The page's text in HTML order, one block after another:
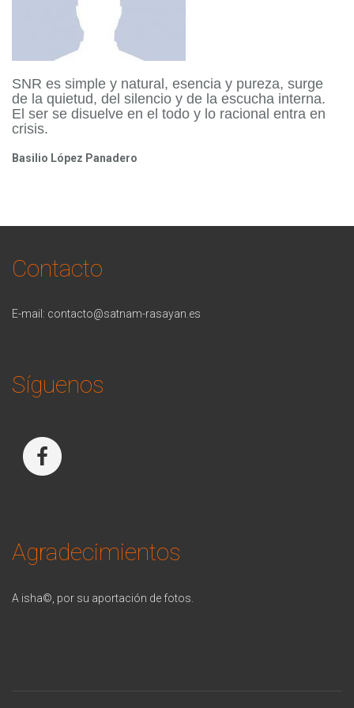
SNR es simple y natural, esencia y pureza, surge
de la quietud, del silencio y de la escucha interna.
El ser se disuelve en el todo y lo racional entra en
crisis.
Basilio López Panadero
Contacto
E-mail: contacto@satnam-rasayan.es
Síguenos
Agradecimientos
A isha©, por su aportación de fotos.